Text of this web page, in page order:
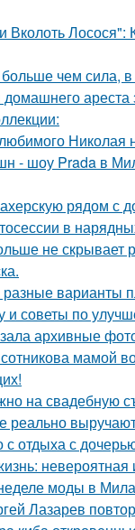
Вколоть
чем сила, в
домашнего
Николая
- шоу Prada в
рядом с
в
не
варианты
и советы по
архивные
мамой
на свадебную
реально
отдыха с
невероятная
моды в
Лазарев